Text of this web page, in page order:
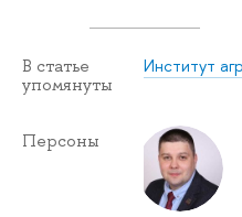
В статье
упомянуты
Институт
Персоны